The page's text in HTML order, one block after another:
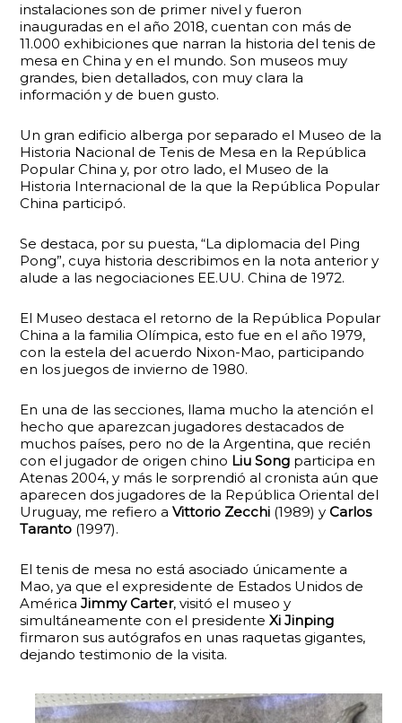
instalaciones son de primer nivel y fueron
inauguradas en el año 2018, cuentan con más de
11.000 exhibiciones que narran la historia del tenis de
mesa en China y en el mundo. Son museos muy
grandes, bien detallados, con muy clara la
información y de buen gusto.
Un gran edificio alberga por separado el Museo de la
Historia Nacional de Tenis de Mesa en la República
Popular China y, por otro lado, el Museo de la
Historia Internacional de la que la República Popular
China participó.
Se destaca, por su puesta, “La diplomacia del Ping
Pong”, cuya historia describimos en la nota anterior y
alude a las negociaciones EE.UU. China de 1972.
El Museo destaca el retorno de la República Popular
China a la familia Olímpica, esto fue en el año 1979,
con la estela del acuerdo Nixon-Mao, participando
en los juegos de invierno de 1980.
En una de las secciones, llama mucho la atención el
hecho que aparezcan jugadores destacados de
muchos países, pero no de la Argentina, que recién
con el jugador de origen chino Liu Song participa en
Atenas 2004, y más le sorprendió al cronista aún que
aparecen dos jugadores de la República Oriental del
Uruguay, me refiero aVittorio Zecchi (1989) yCarlos
Taranto (1997).
El tenis de mesa no está asociado únicamente a
Mao, ya que el expresidente de Estados Unidos de
AméricaJimmy Carter, visitó el museo y
simultáneamente con el presidenteXi Jinping
firmaron sus autógrafos en unas raquetas gigantes,
dejando testimonio de la visita.